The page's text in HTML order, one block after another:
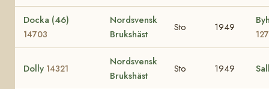
Docka (46)
14703
Nordsvensk
Brukshäst
Sto 1949
Dolly 14321
Nordsvensk
Brukshäst
Sto 1949